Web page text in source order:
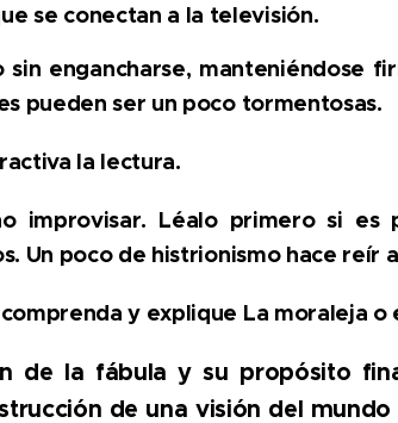
se conectan a la televisión.
sin engancharse, manteniéndose
pueden ser un poco tormentosas.
la lectura.
improvisar. Léalo primero si
Un poco de histrionismo hace reír
y explique La moraleja o
de la fábula y su propósito
de una visión del